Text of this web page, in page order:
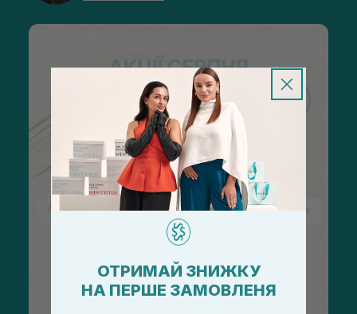
ОТРИМАЙ ЗНИЖКУ
НА ПЕРШЕ ЗАМОВЛЕНЯ